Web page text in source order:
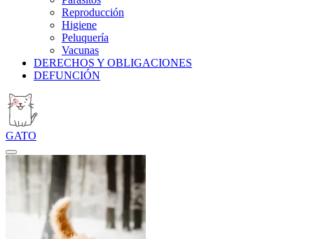
Reproducción
Higiene
Peluquería
Vacunas
DERECHOS Y OBLIGACIONES
DEFUNCIÓN
GATO